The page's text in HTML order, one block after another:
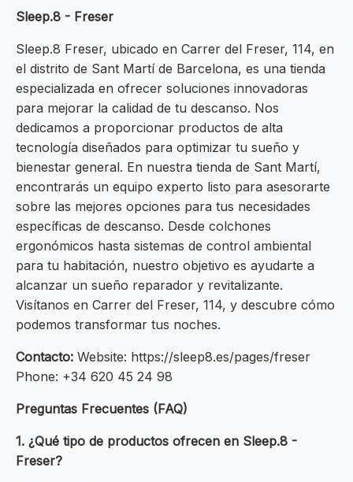
Sleep.8 - Freser
Sleep.8 Freser, ubicado en Carrer del Freser, 114, en
el distrito de Sant Martí de Barcelona, es una tienda
especializada en ofrecer soluciones innovadoras
para mejorar la calidad de tu descanso. Nos
dedicamos a proporcionar productos de alta
tecnología diseñados para optimizar tu sueño y
bienestar general. En nuestra tienda de Sant Martí,
encontrarás un equipo experto listo para asesorarte
sobre las mejores opciones para tus necesidades
específicas de descanso. Desde colchones
ergonómicos hasta sistemas de control ambiental
para tu habitación, nuestro objetivo es ayudarte a
alcanzar un sueño reparador y revitalizante.
Visítanos en Carrer del Freser, 114, y descubre cómo
podemos transformar tus noches.
Contacto: Website: https://sleep8.es/pages/freser
Phone: +34 620 45 24 98
Preguntas Frecuentes (FAQ)
1. ¿Qué tipo de productos ofrecen en Sleep.8 -
Freser?